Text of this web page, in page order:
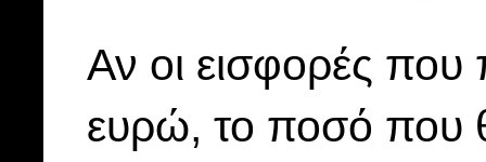
Αν οι εισφορές που
ευρώ, το ποσό που